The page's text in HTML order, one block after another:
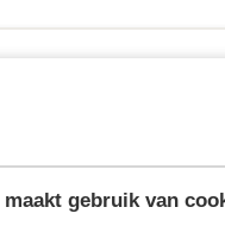
maakt gebruik van